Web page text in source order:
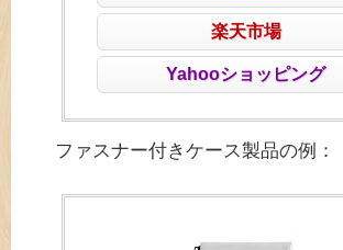
楽天市場
Yahooショッピング
ファスナー付きケース製品の例：